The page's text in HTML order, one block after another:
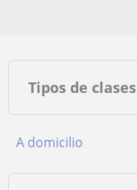
Tipos de clases
A domicilio